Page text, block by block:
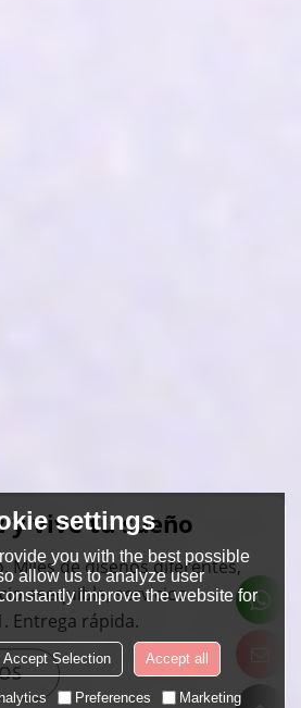
y vive tu sueño
Miles de diseños diferentes,
asequible, servicios
Entrega rápida.
settings
you with the best possible
allow us to analyze user
improve the website for
Accept Selection Accept all
Preferences Marketing